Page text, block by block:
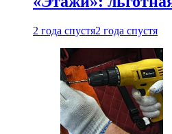
2 года спустя2 года спустя